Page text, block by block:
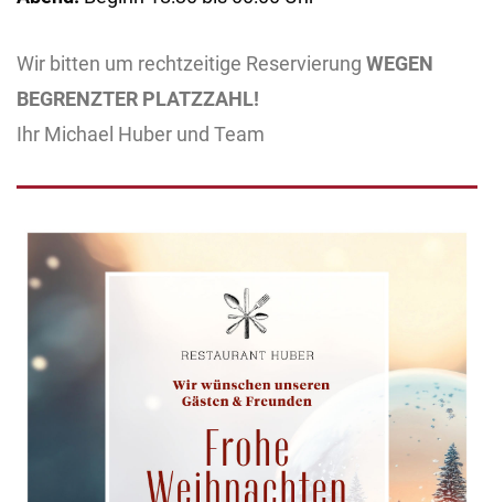
Wir bitten um rechtzeitige Reservierung WEGEN
BEGRENZTER PLATZZAHL!
Ihr Michael Huber und Team